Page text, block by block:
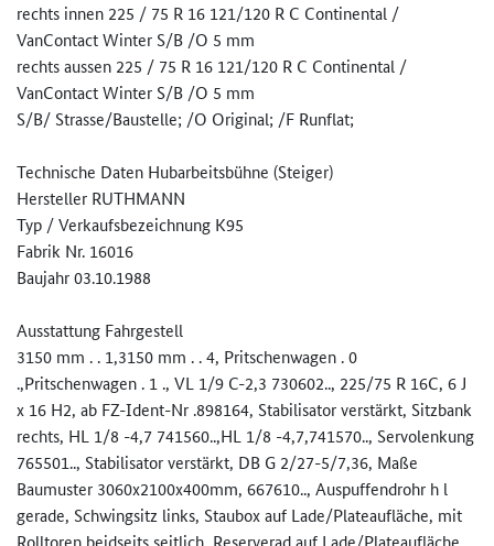
rechts innen 225 / 75 R 16 121/120 R C Continental /
VanContact Winter S/B /O 5 mm
rechts aussen 225 / 75 R 16 121/120 R C Continental /
VanContact Winter S/B /O 5 mm
S/B/ Strasse/Baustelle; /O Original; /F Runflat;
Technische Daten Hubarbeitsbühne (Steiger)
Hersteller RUTHMANN
Typ / Verkaufsbezeichnung K95
Fabrik Nr. 16016
Baujahr 03.10.1988
Ausstattung Fahrgestell
3150 mm . . 1,3150 mm . . 4, Pritschenwagen . 0
.,Pritschenwagen . 1 ., VL 1/9 C-2,3 730602.., 225/75 R 16C, 6 J
x 16 H2, ab FZ-Ident-Nr .898164, Stabilisator verstärkt, Sitzbank
rechts, HL 1/8 -4,7 741560..,HL 1/8 -4,7,741570.., Servolenkung
765501.., Stabilisator verstärkt, DB G 2/27-5/7,36, Maße
Baumuster 3060x2100x400mm, 667610.., Auspuffendrohr h l
gerade, Schwingsitz links, Staubox auf Lade/Plateaufläche, mit
Rolltoren beidseits seitlich, Reserverad auf Lade/Plateaufläche.